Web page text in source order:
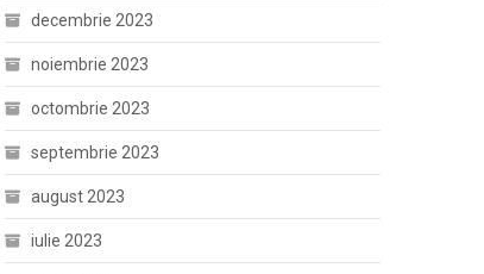
decembrie 2023
noiembrie 2023
octombrie 2023
septembrie 2023
august 2023
iulie 2023